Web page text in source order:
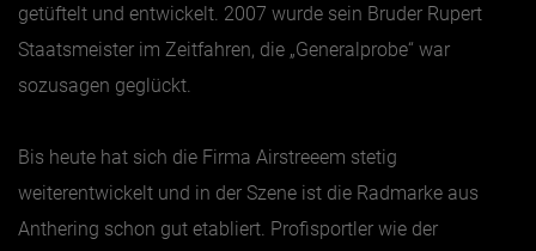
August
September
November
Dezember
getüftelt und entwickelt. 2007 wurde sein Bruder Rupert
Staatsmeister im Zeitfahren, die „Generalprobe“ war
sozusagen geglückt.
Bis heute hat sich die Firma Airstreeem stetig
weiterentwickelt und in der Szene ist die Radmarke aus
Anthering schon gut etabliert. Profisportler wie der